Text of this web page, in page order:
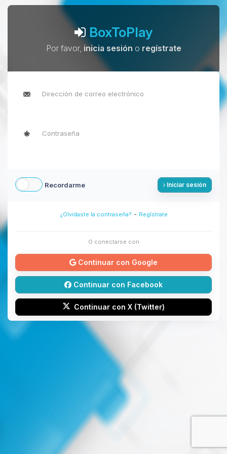
BoxToPlay
Por favor, inicia sesión o regístrate
Recordarme Iniciar sesión
¿Olvidaste la contraseña? - Regístrate
O conectarse con
Continuar con Google
Continuar con Facebook
Continuar con X (Twitter)